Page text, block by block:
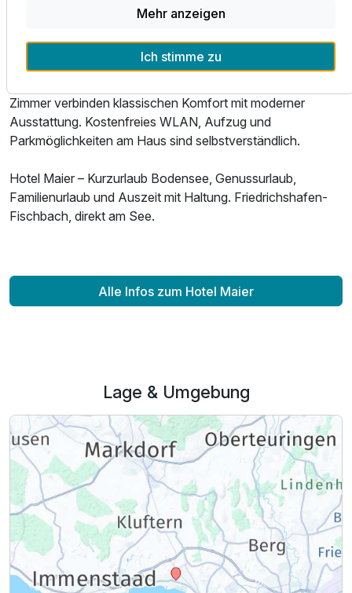
Ausstattung
Bodensee-Radweg führt direkt vorbei.
Alle 75 Zimmer sind klimatisiert und mit kostenfreier Minibar
ausgestattet. Die Design-Zimmer im Hofhaus bieten edle
Zimmer verbinden klassischen Komfort mit moderner
Ausstattung. Kostenfreies WLAN, Aufzug und
Parkmöglichkeiten am Haus sind selbstverständlich.
Hotel Maier – Kurzurlaub Bodensee, Genussurlaub,
Familienurlaub und Auszeit mit Haltung. Friedrichshafen-
Fischbach, direkt am See.
Alle Infos zum Hotel Maier
Lage & Umgebung
Mehr anzeigen
Ich stimme zu